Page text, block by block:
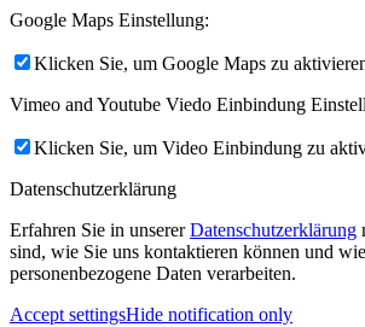
Google Maps Einstellung:
Klicken Sie, um Google Maps zu
Vimeo and Youtube Viedo Einbindung
Klicken Sie, um Video Einbindung zu
Datenschutzerklärung
Erfahren Sie in unsererDatenschutzerklärung
sind, wie Sie uns kontaktieren können und
personenbezogene Daten verarbeiten.
Accept settingsHide notification only